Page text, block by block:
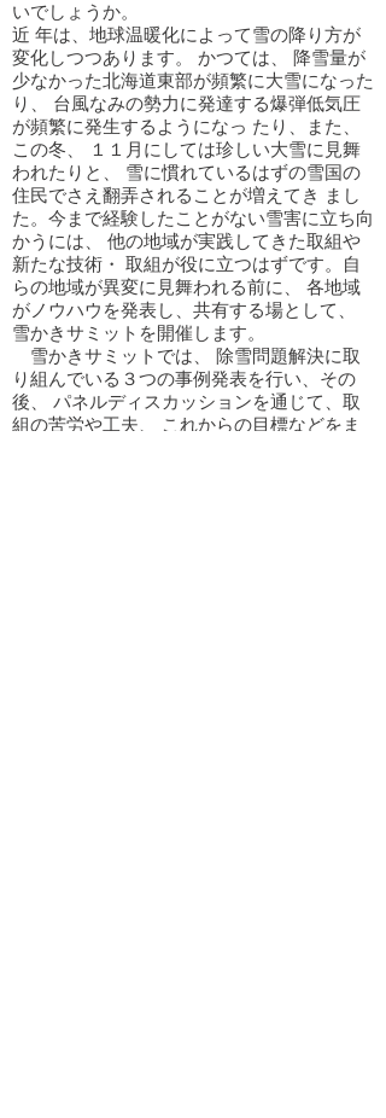
いでしょうか。
近 年は、地球温暖化によって雪の降り方が
変化しつつあります。 かつては、 降雪量が
少なかった北海道東部が頻繁に大雪になった
り、 台風なみの勢力に発達する爆弾低気圧
が頻繁に発生するようになっ たり、また、
この冬、 １１月にしては珍しい大雪に見舞
われたりと、 雪に慣れているはずの雪国の
住民でさえ翻弄されることが増えてき まし
た。今まで経験したことがない雪害に立ち向
かうには、 他の地域が実践してきた取組や
新たな技術・ 取組が役に立つはずです。自
らの地域が異変に見舞われる前に、 各地域
がノウハウを発表し、共有する場として、
雪かきサミットを開催します。
雪かきサミットでは、 除雪問題解決に取
り組んでいる３つの事例発表を行い、その
後、 パネルディスカッションを通じて、取
組の苦労や工夫、 これからの目標などをま